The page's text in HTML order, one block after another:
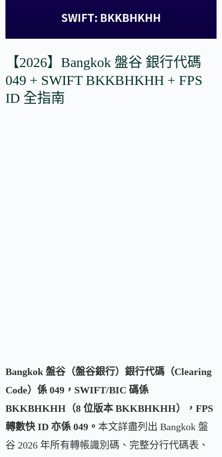
【2026】Bangkok 盤谷 銀行代碼
049 + SWIFT BKKBHKHH + FPS
ID 全指南
Bangkok 盤谷（盤谷銀行）銀行代碼（Clearing
Code）係 049，SWIFT/BIC 碼係
BKKBHKHH（8 位版本 BKKBHKHH），FPS
轉數快 ID 亦係 049。 本文詳盡列出 Bangkok 盤
谷 2026 年所有轉帳識別碼、完整分行代碼表、